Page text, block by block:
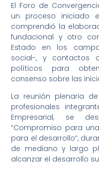
El Foro de
un proceso iniciado
comprendió la
fundacional y otro
Estado en los
social-, y contactos
políticos para
consenso sobre las
La reunión plenaria
profesionales
Empresarial, se
“Compromiso para
para el desarrollo”,
de mediano y largo
alcanzar el desarrollo